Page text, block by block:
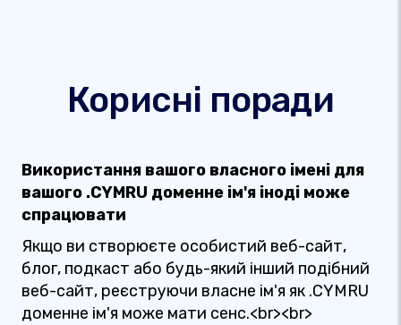
Корисні поради
Використання вашого власного імені для
вашого .CYMRU доменне ім'я іноді може
спрацювати
Якщо ви створюєте особистий веб-сайт,
блог, подкаст або будь-який інший подібний
веб-сайт, реєструючи власне ім'я як .CYMRU
доменне ім'я може мати сенс.<br><br>